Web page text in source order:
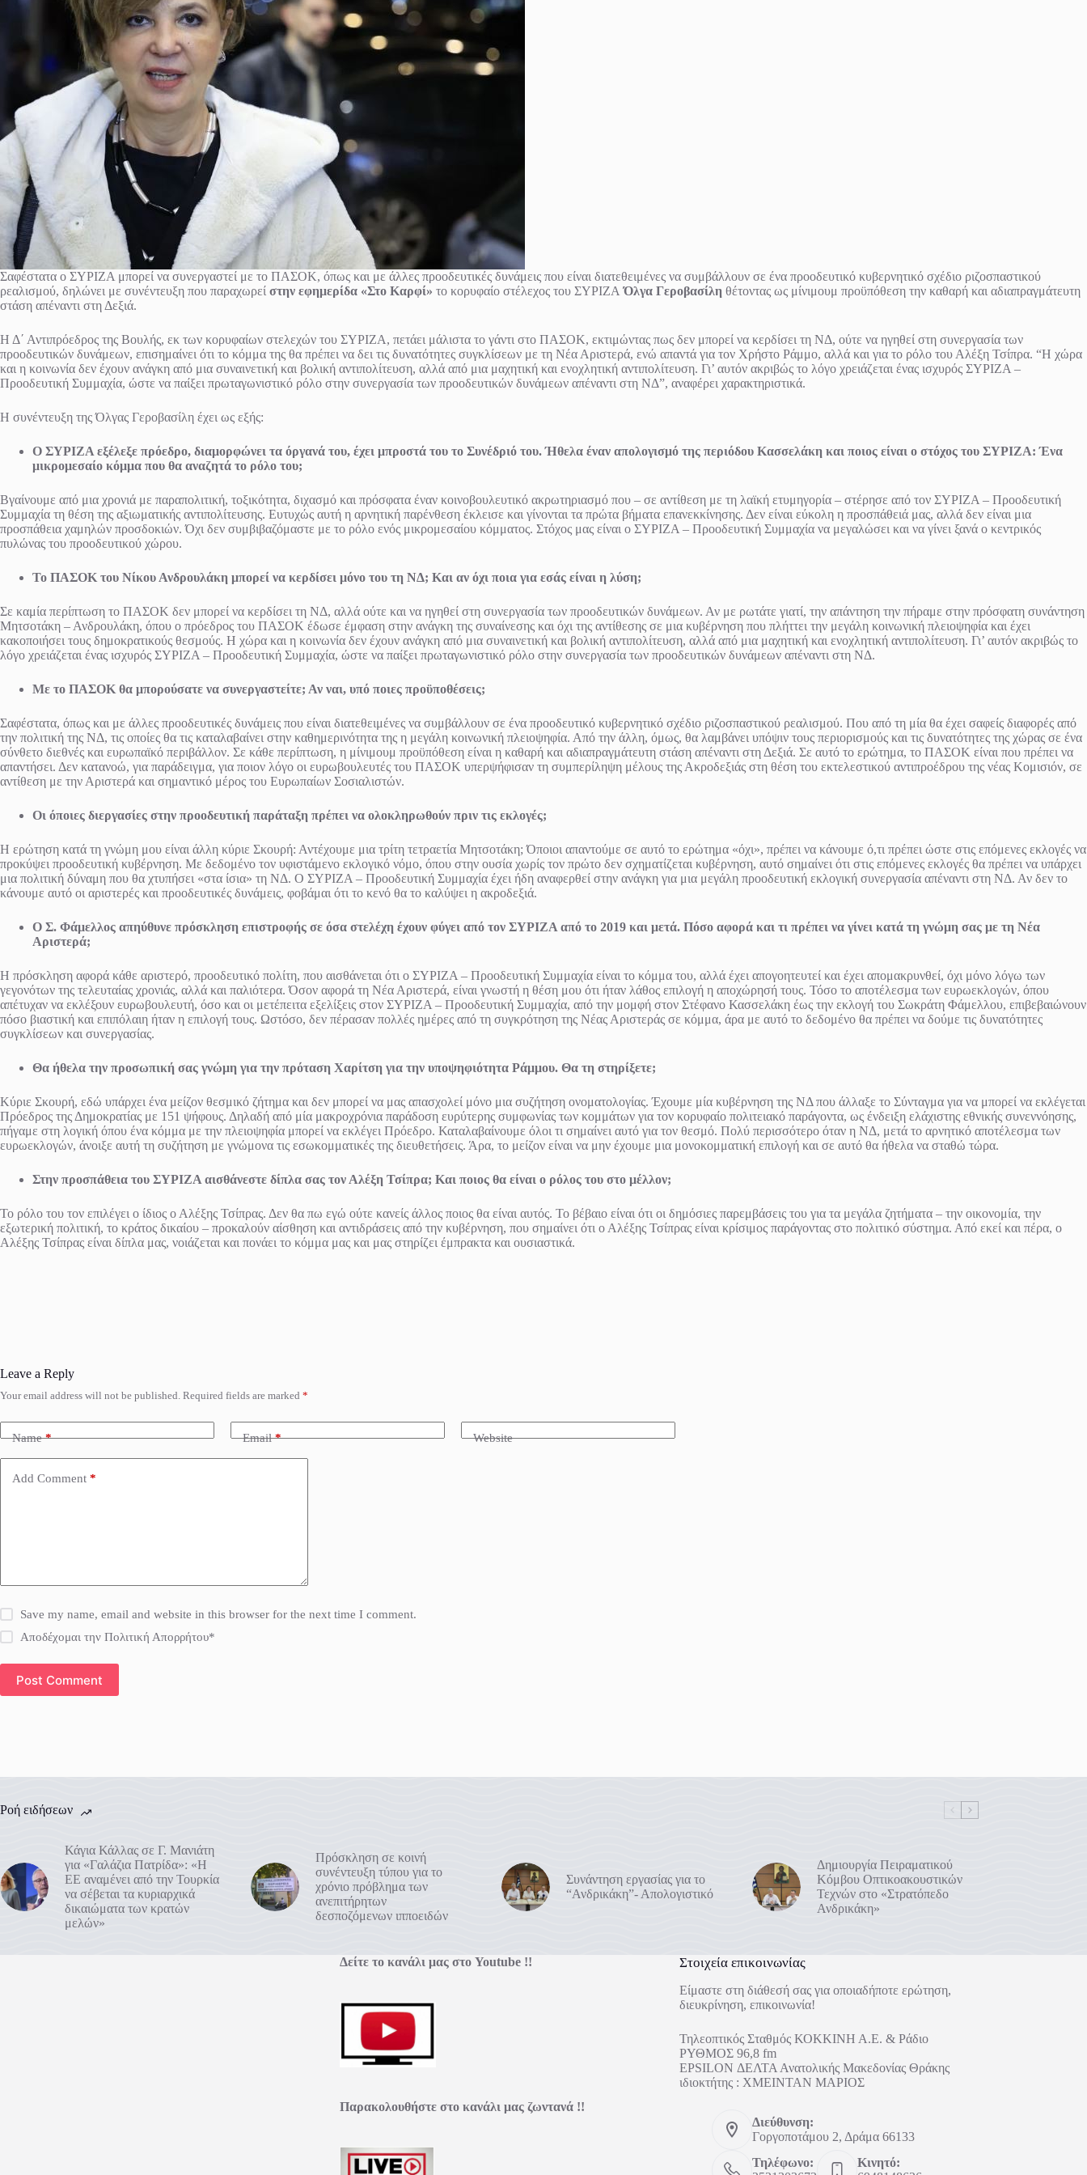
Σαφέστατα ο ΣΥΡΙΖΑ μπορεί να συνεργαστεί με το ΠΑΣΟΚ, όπως και με άλλες προοδευτικές δυνάμεις που είναι διατεθειμένες να συμβάλλουν σε ένα προοδευτικό κυβερνητικό σχέδιο ριζοσπαστικού
ρεαλισμού, δηλώνει με συνέντευξη που παραχωρεί στην εφημερίδα «Στο Καρφί» το κορυφαίο στέλεχος του ΣΥΡΙΖΑΌλγα Γεροβασίλη θέτοντας ως μίνιμουμ προϋπόθεση την καθαρή και αδιαπραγμάτευτη
στάση απέναντι στη Δεξιά.
Η Δ΄ Αντιπρόεδρος της Βουλής, εκ των κορυφαίων στελεχών του ΣΥΡΙΖΑ, πετάει μάλιστα το γάντι στο ΠΑΣΟΚ, εκτιμώντας πως δεν μπορεί να κερδίσει τη ΝΔ, ούτε να ηγηθεί στη συνεργασία των
προοδευτικών δυνάμεων, επισημαίνει ότι το κόμμα της θα πρέπει να δει τις δυνατότητες συγκλίσεων με τη Νέα Αριστερά, ενώ απαντά για τον Χρήστο Ράμμο, αλλά και για το ρόλο του Αλέξη Τσίπρα. “Η χώρα
και η κοινωνία δεν έχουν ανάγκη από μια συναινετική και βολική αντιπολίτευση, αλλά από μια μαχητική και ενοχλητική αντιπολίτευση. Γι’ αυτόν ακριβώς το λόγο χρειάζεται ένας ισχυρός ΣΥΡΙΖΑ –
Προοδευτική Συμμαχία, ώστε να παίξει πρωταγωνιστικό ρόλο στην συνεργασία των προοδευτικών δυνάμεων απέναντι στη ΝΔ”, αναφέρει χαρακτηριστικά.
Η συνέντευξη της Όλγας Γεροβασίλη έχει ως εξής:
Ο ΣΥΡΙΖΑ εξέλεξε πρόεδρο, διαμορφώνει τα όργανά του, έχει μπροστά του το Συνέδριό του. Ήθελα έναν απολογισμό της περιόδου Κασσελάκη και ποιος είναι ο στόχος του ΣΥΡΙΖΑ: Ένα
μικρομεσαίο κόμμα που θα αναζητά το ρόλο του;
Βγαίνουμε από μια χρονιά με παραπολιτική, τοξικότητα, διχασμό και πρόσφατα έναν κοινοβουλευτικό ακρωτηριασμό που – σε αντίθεση με τη λαϊκή ετυμηγορία – στέρησε από τον ΣΥΡΙΖΑ – Προοδευτική
Συμμαχία τη θέση της αξιωματικής αντιπολίτευσης. Ευτυχώς αυτή η αρνητική παρένθεση έκλεισε και γίνονται τα πρώτα βήματα επανεκκίνησης. Δεν είναι εύκολη η προσπάθειά μας, αλλά δεν είναι μια
προσπάθεια χαμηλών προσδοκιών. Όχι δεν συμβιβαζόμαστε με το ρόλο ενός μικρομεσαίου κόμματος. Στόχος μας είναι ο ΣΥΡΙΖΑ – Προοδευτική Συμμαχία να μεγαλώσει και να γίνει ξανά ο κεντρικός
πυλώνας του προοδευτικού χώρου.
Το ΠΑΣΟΚ του Νίκου Ανδρουλάκη μπορεί να κερδίσει μόνο του τη ΝΔ; Και αν όχι ποια για εσάς είναι η λύση;
Σε καμία περίπτωση το ΠΑΣΟΚ δεν μπορεί να κερδίσει τη ΝΔ, αλλά ούτε και να ηγηθεί στη συνεργασία των προοδευτικών δυνάμεων. Αν με ρωτάτε γιατί, την απάντηση την πήραμε στην πρόσφατη συνάντηση
Μητσοτάκη – Ανδρουλάκη, όπου ο πρόεδρος του ΠΑΣΟΚ έδωσε έμφαση στην ανάγκη της συναίνεσης και όχι της αντίθεσης σε μια κυβέρνηση που πλήττει την μεγάλη κοινωνική πλειοψηφία και έχει
κακοποιήσει τους δημοκρατικούς θεσμούς. Η χώρα και η κοινωνία δεν έχουν ανάγκη από μια συναινετική και βολική αντιπολίτευση, αλλά από μια μαχητική και ενοχλητική αντιπολίτευση. Γι’ αυτόν ακριβώς το
λόγο χρειάζεται ένας ισχυρός ΣΥΡΙΖΑ – Προοδευτική Συμμαχία, ώστε να παίξει πρωταγωνιστικό ρόλο στην συνεργασία των προοδευτικών δυνάμεων απέναντι στη ΝΔ.
Με το ΠΑΣΟΚ θα μπορούσατε να συνεργαστείτε; Αν ναι, υπό ποιες προϋποθέσεις;
Σαφέστατα, όπως και με άλλες προοδευτικές δυνάμεις που είναι διατεθειμένες να συμβάλλουν σε ένα προοδευτικό κυβερνητικό σχέδιο ριζοσπαστικού ρεαλισμού. Που από τη μία θα έχει σαφείς διαφορές από
την πολιτική της ΝΔ, τις οποίες θα τις καταλαβαίνει στην καθημερινότητα της η μεγάλη κοινωνική πλειοψηφία. Από την άλλη, όμως, θα λαμβάνει υπόψιν τους περιορισμούς και τις δυνατότητες της χώρας σε ένα
σύνθετο διεθνές και ευρωπαϊκό περιβάλλον. Σε κάθε περίπτωση, η μίνιμουμ προϋπόθεση είναι η καθαρή και αδιαπραγμάτευτη στάση απέναντι στη Δεξιά. Σε αυτό το ερώτημα, το ΠΑΣΟΚ είναι που πρέπει να
απαντήσει. Δεν κατανοώ, για παράδειγμα, για ποιον λόγο οι ευρωβουλευτές του ΠΑΣΟΚ υπερψήφισαν τη συμπερίληψη μέλους της Ακροδεξιάς στη θέση του εκτελεστικού αντιπροέδρου της νέας Κομισιόν, σε
αντίθεση με την Αριστερά και σημαντικό μέρος του Ευρωπαίων Σοσιαλιστών.
Οι όποιες διεργασίες στην προοδευτική παράταξη πρέπει να ολοκληρωθούν πριν τις εκλογές;
Η ερώτηση κατά τη γνώμη μου είναι άλλη κύριε Σκουρή: Αντέχουμε μια τρίτη τετραετία Μητσοτάκη; Όποιοι απαντούμε σε αυτό το ερώτημα «όχι», πρέπει να κάνουμε ό,τι πρέπει ώστε στις επόμενες εκλογές να
προκύψει προοδευτική κυβέρνηση. Με δεδομένο τον υφιστάμενο εκλογικό νόμο, όπου στην ουσία χωρίς τον πρώτο δεν σχηματίζεται κυβέρνηση, αυτό σημαίνει ότι στις επόμενες εκλογές θα πρέπει να υπάρχει
μια πολιτική δύναμη που θα χτυπήσει «στα ίσια» τη ΝΔ. Ο ΣΥΡΙΖΑ – Προοδευτική Συμμαχία έχει ήδη αναφερθεί στην ανάγκη για μια μεγάλη προοδευτική εκλογική συνεργασία απέναντι στη ΝΔ. Αν δεν το
κάνουμε αυτό οι αριστερές και προοδευτικές δυνάμεις, φοβάμαι ότι το κενό θα το καλύψει η ακροδεξιά.
Ο Σ. Φάμελλος απηύθυνε πρόσκληση επιστροφής σε όσα στελέχη έχουν φύγει από τον ΣΥΡΙΖΑ από το 2019 και μετά. Πόσο αφορά και τι πρέπει να γίνει κατά τη γνώμη σας με τη Νέα
Αριστερά;
Η πρόσκληση αφορά κάθε αριστερό, προοδευτικό πολίτη, που αισθάνεται ότι ο ΣΥΡΙΖΑ – Προοδευτική Συμμαχία είναι το κόμμα του, αλλά έχει απογοητευτεί και έχει απομακρυνθεί, όχι μόνο λόγω των
γεγονότων της τελευταίας χρονιάς, αλλά και παλιότερα. Όσον αφορά τη Νέα Αριστερά, είναι γνωστή η θέση μου ότι ήταν λάθος επιλογή η αποχώρησή τους. Τόσο το αποτέλεσμα των ευρωεκλογών, όπου
απέτυχαν να εκλέξουν ευρωβουλευτή, όσο και οι μετέπειτα εξελίξεις στον ΣΥΡΙΖΑ – Προοδευτική Συμμαχία, από την μομφή στον Στέφανο Κασσελάκη έως την εκλογή του Σωκράτη Φάμελλου, επιβεβαιώνουν
πόσο βιαστική και επιπόλαιη ήταν η επιλογή τους. Ωστόσο, δεν πέρασαν πολλές ημέρες από τη συγκρότηση της Νέας Αριστεράς σε κόμμα, άρα με αυτό το δεδομένο θα πρέπει να δούμε τις δυνατότητες
συγκλίσεων και συνεργασίας.
Θα ήθελα την προσωπική σας γνώμη για την πρόταση Χαρίτση για την υποψηφιότητα Ράμμου. Θα τη στηρίξετε;
Κύριε Σκουρή, εδώ υπάρχει ένα μείζον θεσμικό ζήτημα και δεν μπορεί να μας απασχολεί μόνο μια συζήτηση ονοματολογίας. Έχουμε μία κυβέρνηση της ΝΔ που άλλαξε το Σύνταγμα για να μπορεί να εκλέγεται
Πρόεδρος της Δημοκρατίας με 151 ψήφους. Δηλαδή από μία μακροχρόνια παράδοση ευρύτερης συμφωνίας των κομμάτων για τον κορυφαίο πολιτειακό παράγοντα, ως ένδειξη ελάχιστης εθνικής συνεννόησης,
πήγαμε στη λογική όπου ένα κόμμα με την πλειοψηφία μπορεί να εκλέγει Πρόεδρο. Καταλαβαίνουμε όλοι τι σημαίνει αυτό για τον θεσμό. Πολύ περισσότερο όταν η ΝΔ, μετά το αρνητικό αποτέλεσμα των
ευρωεκλογών, άνοιξε αυτή τη συζήτηση με γνώμονα τις εσωκομματικές της διευθετήσεις. Άρα, το μείζον είναι να μην έχουμε μια μονοκομματική επιλογή και σε αυτό θα ήθελα να σταθώ τώρα.
Στην προσπάθεια του ΣΥΡΙΖΑ αισθάνεστε δίπλα σας τον Αλέξη Τσίπρα; Και ποιος θα είναι ο ρόλος του στο μέλλον;
Το ρόλο του τον επιλέγει ο ίδιος ο Αλέξης Τσίπρας. Δεν θα πω εγώ ούτε κανείς άλλος ποιος θα είναι αυτός. Το βέβαιο είναι ότι οι δημόσιες παρεμβάσεις του για τα μεγάλα ζητήματα – την οικονομία, την
εξωτερική πολιτική, το κράτος δικαίου – προκαλούν αίσθηση και αντιδράσεις από την κυβέρνηση, που σημαίνει ότι ο Αλέξης Τσίπρας είναι κρίσιμος παράγοντας στο πολιτικό σύστημα. Από εκεί και πέρα, ο
Αλέξης Τσίπρας είναι δίπλα μας, νοιάζεται και πονάει το κόμμα μας και μας στηρίζει έμπρακτα και ουσιαστικά.
Leave a Reply
Your email address will not be published. Required fields are marked *
Name* Email* Website
Add Comment *
Save my name, email and website in this browser for the next time I comment.
Αποδέχομαι την Πολιτική Απορρήτου*
Post Comment
Ροή ειδήσεων
Κάγια Κάλλας σε Γ. Μανιάτη
για «Γαλάζια Πατρίδα»: «Η
ΕΕ αναμένει από την Τουρκία
να σέβεται τα κυριαρχικά
δικαιώματα των κρατών
μελών»
Πρόσκληση σε κοινή
συνέντευξη τύπου για το
χρόνιο πρόβλημα των
ανεπιτήρητων
δεσποζόμενων ιπποειδών
Συνάντηση εργασίας για το
“Ανδρικάκη”- Απολογιστικό
Δημιουργία Πειραματικού
Κόμβου Οπτικοακουστικών
Τεχνών στο «Στρατόπεδο
Ανδρικάκη»
Δείτε το κανάλι μας στο Youtube !!
Παρακολουθήστε στο κανάλι μας ζωντανά !!
Στοιχεία επικοινωνίας
Είμαστε στη διάθεσή σας για οποιαδήποτε ερώτηση,
διευκρίνηση, επικοινωνία!
Τηλεοπτικός Σταθμός ΚΟΚΚΙΝΗ Α.Ε. & Ράδιο
ΡΥΘΜΟΣ 96,8 fm
EPSILON ΔΕΛΤΑ Ανατολικής Μακεδονίας Θράκης
ιδιοκτήτης : ΧΜΕΙΝΤΑΝ ΜΑΡΙΟΣ
Διεύθυνση:
Γοργοποτάμου 2, Δράμα 66133
Τηλέφωνο:
Κινητό: